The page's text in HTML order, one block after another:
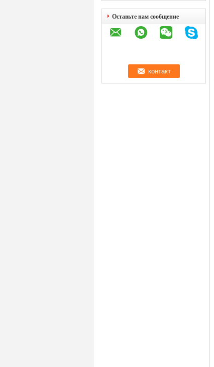
Оставьте нам сообщение